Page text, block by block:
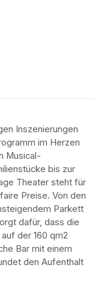
Inszenierungen
im Herzen
Musical-
bis zur
Theater steht für
Preise. Von den
Parkett
dafür, dass die
der 160 qm2
Bar mit einem
den Aufenthalt